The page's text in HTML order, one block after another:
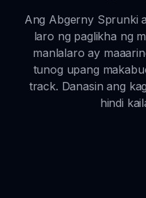
Ang Abgerny Sprunki
laro ng paglikha ng
manlalaro ay
tunog upang
track. Danasin ang
hindi